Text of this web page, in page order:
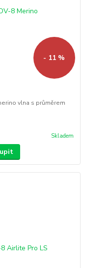
- 11 %
vlna s průměrem
Skladem